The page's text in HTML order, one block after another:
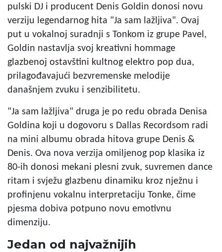
pulski DJ i producent Denis Goldin donosi novu
verziju legendarnog hita "Ja sam lažljiva". Ovaj
put u vokalnoj suradnji s Tonkom iz grupe Pavel,
Goldin nastavlja svoj kreativni hommage
glazbenoj ostavštini kultnog elektro pop dua,
prilagođavajući bezvremenske melodije
današnjem zvuku i senzibilitetu.
"Ja sam lažljiva" druga je po redu obrada Denisa
Goldina koji u dogovoru s Dallas Recordsom radi
na mini albumu obrada hitova grupe Denis &
Denis. Ova nova verzija omiljenog pop klasika iz
80-ih donosi mekani plesni zvuk, suvremen dance
ritam i svježu glazbenu dinamiku kroz nježnu i
profinjenu vokalnu interpretaciju Tonke, čime
pjesma dobiva potpuno novu emotivnu
dimenziju.
Jedan od najvažnijih